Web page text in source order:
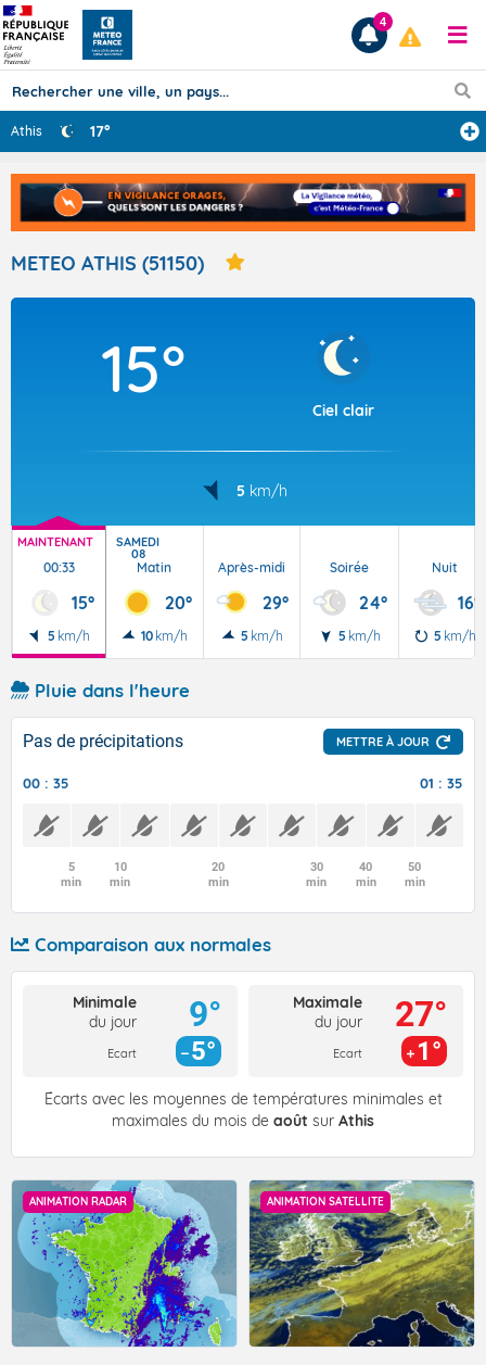
Prévisions
TOUS LES RÉSULTATS
Articles
4
Athis 17°
METEO ATHIS (51150)
15°
Ciel clair
5 km/h
MAINTENANT
00:33
15°
5 km/h
SAMEDI
08
Matin
20°
10 km/h
Après-midi
29°
5 km/h
Soirée
24°
5 km/h
Nuit
16°
5 km/h
Pluie dans l'heure
Pas de précipitations METTRE À JOUR
00 : 35 01 : 35
5
min
10
min
20
min
30
min
40
min
50
min
Comparaison aux normales
Minimale
du jour
Ecart
9°
5°
Maximale
du jour
Ecart
27°
1°
Écarts avec les moyennes de températures minimales et
maximales du mois de août sur Athis
ANIMATION RADAR ANIMATION SATELLITE